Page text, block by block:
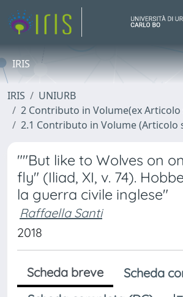
IRIS
IRIS
UNIURB
2 Contributo in Volume(ex
2.1 Contributo in Volume (Articolo
""But like to Wolves on
fly" (Iliad, XI, v. 74).
la guerra civile inglese"
Raffaella Santi
2018
Scheda breve
Scheda